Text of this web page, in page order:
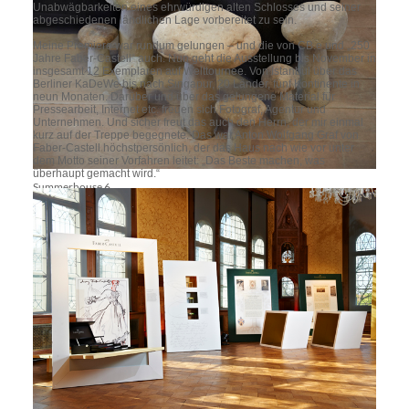
Summerhouse 6
SUMMERHOUSE – das klingt nach idyllischem Landleben, nach
Wohnen am Strand mit Meeresrauschen, in jedem Fall aber nach
schönem Wohnen in schönem Ambiente. Und genau dazu wollen
wir mit einem breiten Sortiment an Wohnaccessoires beitragen.
An unseren Standorten in Bremen und Berlin lässt ein
außergewöhnlicher Mix von Einrichtungsgegenständen im
Kolonial-, US-Ostküsten-, aber auch englischen Landhausstil
individuelle Wohn(t)räume wahr werden. Fühlen Sie sich herzlich
willkommen beim Stöbern in besonderer Atmosphäre.
So der offizielle Pressetext zu dem schönen Einrichtungsladen in
Unabwägbarkeiten eines ehrwürdigen alten Schlosses und seiner
abgeschiedenen ländlichen Lage vorbereitet zu sein.
Meine Premiere war rundum gelungen – und die von CB.e und „250
Jahre Faber-Castell“ auch. Nun geht die Ausstellung bis November in
insgesamt 12 Exemplaren auf Welttournee. Von Istanbul über das
Berliner KaDeWe bis nach Singapur, 20 Länder, fünf Kontinente in
neun Monaten. Darüber und über das gelungene Material für
Pressearbeit, Internet etc. freuen sich Fotograf, Agentur und
Unternehmen. Und sicher freut das auch den Herrn, der mir einmal
kurz auf der Treppe begegnete. Das war Anton Wolfgang Graf von
Faber-Castell höchstpersönlich, der das Haus nach wie vor unter
dem Motto seiner Vorfahren leitet: „Das Beste machen, was
überhaupt gemacht wird.“